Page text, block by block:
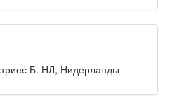
Б. НЛ, Нидерланды